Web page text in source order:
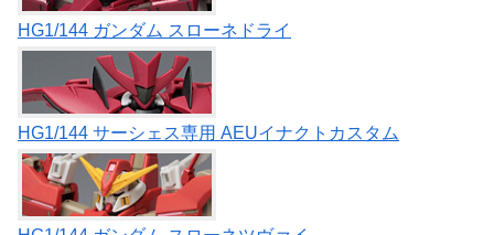
HG1/144 ガンダム スローネドライ
HG1/144 サーシェス専用 AEUイナクトカスタム